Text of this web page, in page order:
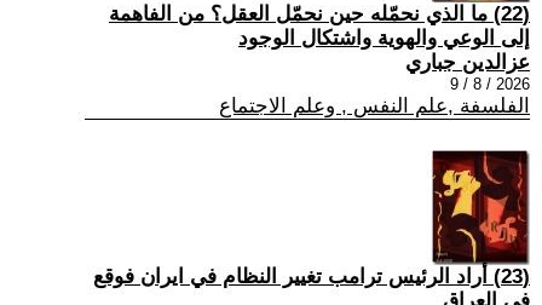
(22) ما الذي نحمّله حين نحمّل العقل؟ من الفاهمة
إلى الوعي والهوية واشتكال الوجود
عزالدين جباري
2026 / 8 / 9
الفلسفة ,علم النفس , وعلم الاجتماع
(23) أراد الرئيس ترامب تغيير النظام في ايران فوقع